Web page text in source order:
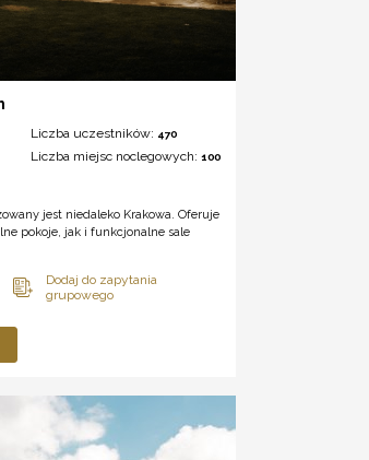
Liczba uczestników: 470
Liczba miejsc noclegowych: 100
jest niedaleko Krakowa. Oferuje
pokoje, jak i funkcjonalne sale